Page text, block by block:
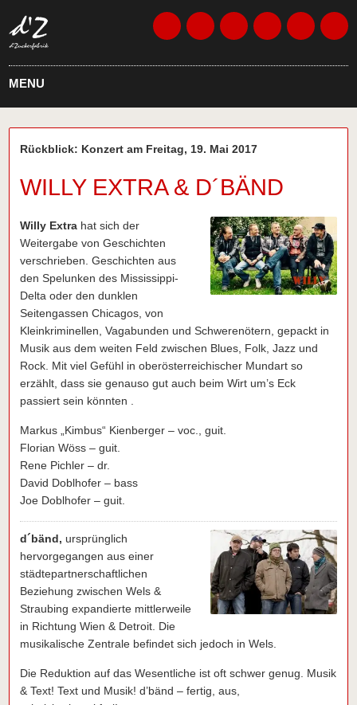
MENU
Rückblick: Konzert am Freitag, 19. Mai 2017
WILLY EXTRA & D´BÄND
Willy Extrahat sich der
Weitergabe von Geschichten
verschrieben. Geschichten aus
den Spelunken des Mississippi-
Delta oder den dunklen
Seitengassen Chicagos, von
Kleinkriminellen, Vagabunden und Schwerenötern, gepackt in
Musik aus dem weiten Feld zwischen Blues, Folk, Jazz und
Rock. Mit viel Gefühl in oberösterreichischer Mundart so
erzählt, dass sie genauso gut auch beim Wirt um’s Eck
passiert sein könnten .
Markus „Kimbus“ Kienberger – voc., guit.
Florian Wöss – guit.
Rene Pichler – dr.
David Doblhofer – bass
Joe Doblhofer – guit.
d´bänd, ursprünglich
hervorgegangen aus einer
städtepartnerschaftlichen
Beziehung zwischen Wels &
Straubing expandierte mittlerweile
in Richtung Wien & Detroit. Die
musikalische Zentrale befindet sich jedoch in Wels.
Die Reduktion auf das Wesentliche ist oft schwer genug. Musik
& Text! Text und Musik! d’bänd – fertig, aus,